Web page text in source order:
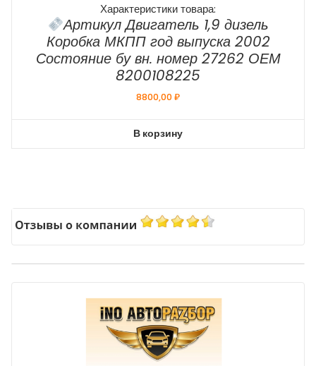
Характеристики товара:
Артикул Двигатель 1,9 дизель
Коробка МКПП год выпуска 2002
Состояние бу вн. номер 27262 ОЕМ
8200108225
8800,00₽
В корзину